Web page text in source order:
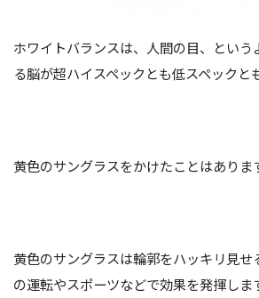
ホワイトバランスは、人間の目、とい
る脳が超ハイスペックとも低スペックと
黄色のサングラスをかけたことはありま
黄色のサングラスは輪郭をハッキリ見せ
の運転やスポーツなどで効果を発揮しま